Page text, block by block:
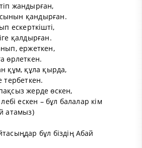
жандырған,
қандырған.
ескерткішті,
қалдырған.
ержеткен,
өрлеткен.
құм, құла қырда,
тербеткен.
жерде өскен,
лебі ескен – бұл балалар кім
атамыз)
бұл біздің Абай